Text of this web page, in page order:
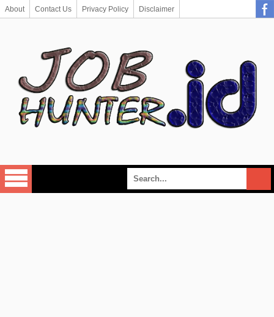
About Contact Us Privacy Policy Disclaimer